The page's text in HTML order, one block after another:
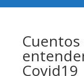
Covid19